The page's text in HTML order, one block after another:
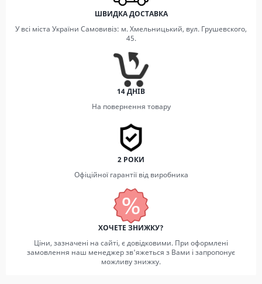
ШВИДКА ДОСТАВКА
У всі міста України Самовивіз: м. Хмельницький, вул. Грушевского,
45.
14 ДНІВ
На повернення товару
2 РОКИ
Офіційної гарантії від виробника
ХОЧЕТЕ ЗНИЖКУ?
Ціни, зазначені на сайті, є довідковими. При оформлені
замовлення наш менеджер зв'яжеться з Вами і запропонує
можливу знижку.